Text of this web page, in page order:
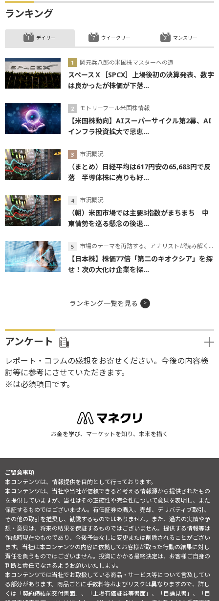
ランキング
デイリー
岡元兵八郎の米国株マスターへの道
スペースＸ［SPCX］上場後初の決算発表、数字
は良かったが株価が下落...
モトリーフール米国株情報
【米国株動向】AIスーパーサイクル第2幕、AI
インフラ投資拡大で恩恵...
市況概況
（まとめ）日経平均は617円安の65,683円で反
落 半導体株に売りも好...
市況概況
（朝）米国市場では主要3指数がまちまち 中
東情勢を巡る懸念の後退...
市場のテーマを再訪する。アナリストが読み解くテーマの本質
【日本株】株価77倍「第二のキオクシア」を探
せ！次の大化け企業を探...
ウイークリー マンスリー
ランキング一覧を見る
アンケート
レポート・コラムの感想をお寄せください。今後の内容検
討等に参考にさせていただきます。
※は必須項目です。
お金を学び、マーケットを知り、未来を描く
ご留意事項
本コンテンツは、情報提供を目的として行っております。
本コンテンツは、当社や当社が信頼できると考える情報源から提供されたもの
を提供していますが、当社はその正確性や完全性について意見を表明し、また
保証するものではございません。有価証券の購入、売却、デリバティブ取引、
その他の取引を推奨し、勧誘するものではありません。また、過去の実績や予
想・意見は、将来の結果を保証するものではございません。提供する情報等は
作成時現在のものであり、今後予告なしに変更または削除されることがござい
ます。当社は本コンテンツの内容に依拠してお客様が取った行動の結果に対し
責任を負うものではございません。投資にかかる最終決定は、お客様ご自身の
判断と責任でなさるようお願いいたします。
本コンテンツでは当社でお取扱している商品・サービス等について言及してい
る部分があります。商品ごとに手数料等およびリスクは異なりますので、詳し
くは「契約締結前交付書面」、「上場有価証券等書面」、「目論見書」、「目